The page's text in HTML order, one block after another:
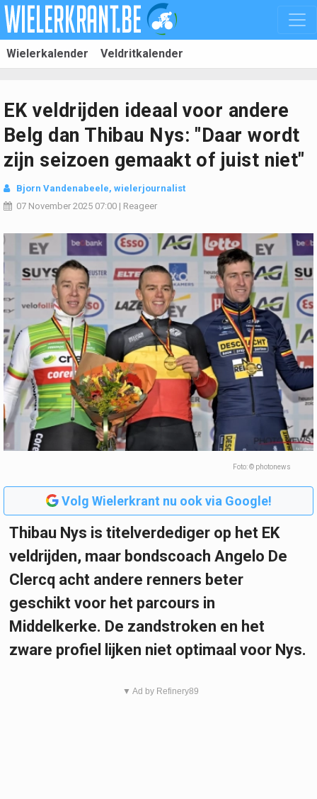
Wielerkalender Veldritkalender
EK veldrijden ideaal voor andere
Belg dan Thibau Nys: "Daar wordt
zijn seizoen gemaakt of juist niet"
Bjorn Vandenabeele, wielerjournalist
07 November 2025 07:00 | Reageer
Foto: © photonews
Volg Wielerkrant nu ook via Google!
Thibau Nys is titelverdediger op het EK
veldrijden, maar bondscoach Angelo De
Clercq acht andere renners beter
geschikt voor het parcours in
Middelkerke. De zandstroken en het
zware profiel lijken niet optimaal voor Nys.
▼ Ad by Refinery89